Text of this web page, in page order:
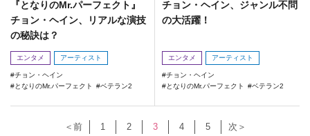
『となりのMr.パーフェクト』
チョン・ヘイン、リアルな演技
の秘訣は？
エンタメ アーティスト
チョン・ヘイン
となりのMr.パーフェクト
ベテラン2
チョン・ヘイン、ジャンル不問
の大活躍！
エンタメ アーティスト
チョン・ヘイン
となりのMr.パーフェクト
ベテラン2
＜前 1 2 3 4 5
次＞